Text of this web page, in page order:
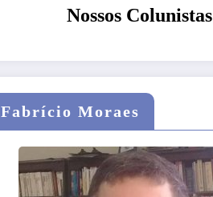
Nossos Colunistas
Fabrício Moraes